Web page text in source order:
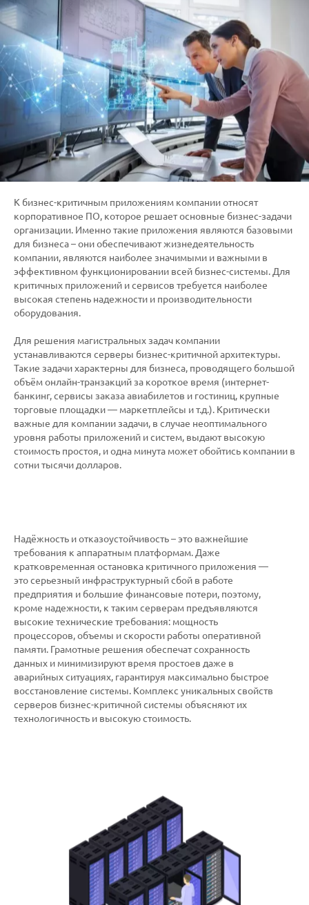
К бизнес-критичным приложениям компании относят
корпоративное ПО, которое решает основные бизнес-задачи
организации. Именно такие приложения являются базовыми
для бизнеса – они обеспечивают жизнедеятельность
компании, являются наиболее значимыми и важными в
эффективном функционировании всей бизнес-системы. Для
критичных приложений и сервисов требуется наиболее
высокая степень надежности и производительности
оборудования.
Для решения магистральных задач компании
устанавливаются серверы бизнес-критичной архитектуры.
Такие задачи характерны для бизнеса, проводящего большой
объём онлайн-транзакций за короткое время (интернет-
банкинг, сервисы заказа авиабилетов и гостиниц, крупные
торговые площадки — маркетплейсы и т.д.). Критически
важные для компании задачи, в случае неоптимального
уровня работы приложений и систем, выдают высокую
стоимость простоя, и одна минута может обойтись компании в
сотни тысячи долларов.
Надёжность и отказоустойчивость – это важнейшие
требования к аппаратным платформам. Даже
кратковременная остановка критичного приложения —
это серьезный инфраструктурный сбой в работе
предприятия и большие финансовые потери, поэтому,
кроме надежности, к таким серверам предъявляются
высокие технические требования: мощность
процессоров, объемы и скорости работы оперативной
памяти. Грамотные решения обеспечат сохранность
данных и минимизируют время простоев даже в
аварийных ситуациях, гарантируя максимально быстрое
восстановление системы. Комплекс уникальных свойств
серверов бизнес-критичной системы объясняют их
технологичность и высокую стоимость.